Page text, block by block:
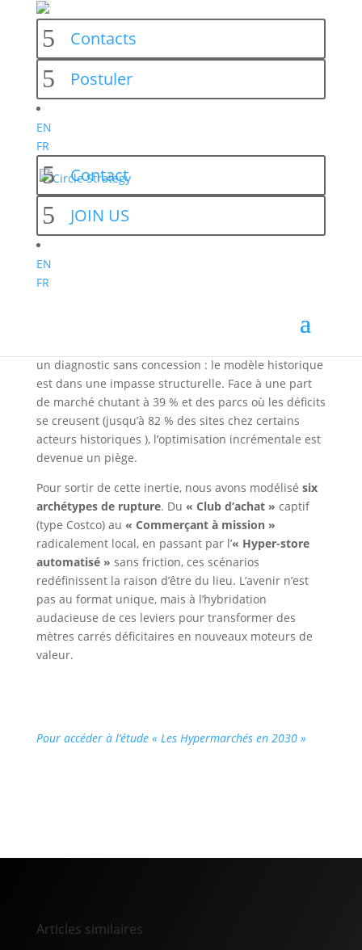
Contacts
Postuler
EN
FR
Contact
JOIN US
EN
FR
ETUDE : Les hypermarchés en 2030
10 décembre 2025
perspectives pour un modèle de distribution qui
un diagnostic sans concession : le modèle historique
est dans une impasse structurelle. Face à une part
de marché chutant à 39 % et des parcs où les déficits
se creusent (jusqu’à 82 % des sites chez certains
acteurs historiques ), l’optimisation incrémentale est
devenue un piège.
Pour sortir de cette inertie, nous avons modélisé six
archétypes de rupture. Du « Club d’achat » captif
(type Costco) au « Commerçant à mission »
radicalement local, en passant par l’« Hyper-store
automatisé » sans friction, ces scénarios
redéfinissent la raison d’être du lieu. L’avenir n’est
pas au format unique, mais à l’hybridation
audacieuse de ces leviers pour transformer des
mètres carrés déficitaires en nouveaux moteurs de
valeur.
Pour accéder à l’étude « Les Hypermarchés en 2030 »
Articles similaires